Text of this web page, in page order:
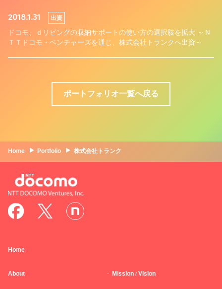
2018.1.31 出資
ドコモ、ｄリビングの収納サポートの使い方の選択肢を拡大 ～Ｎ
ＴＴドコモ・ベンチャーズを通じ、株式会社トランクへ出資～
ポートフォリオ一覧へ戻る
Home Portfolio 株式会社トランク
Home
About Mission / Vision